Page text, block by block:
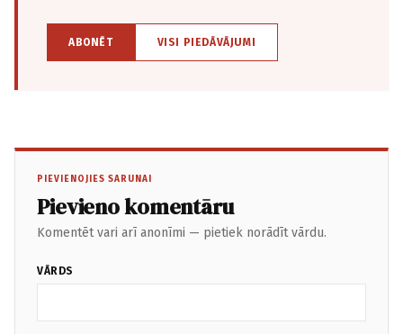
ABONĒT VISI PIEDĀVĀJUMI
PIEVIENOJIES SARUNAI
Pievieno komentāru
Komentēt vari arī anonīmi — pietiek norādīt vārdu.
VĀRDS